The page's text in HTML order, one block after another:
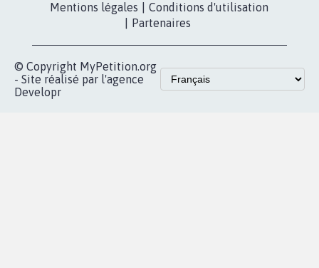
Mentions légales
Conditions d'utilisation
Partenaires
© Copyright MyPetition.org
- Site réalisé par l'agence
Developr